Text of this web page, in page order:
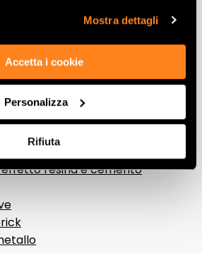
Mostra dettagli
Accetta i cookie
Personalizza
Rifiuta
effetto marmo
legno
resina e cemento